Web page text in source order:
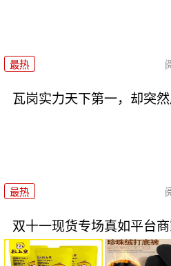
最热
瓦岗实力天下第一，却突
最热
双十一现货专场真如平台商